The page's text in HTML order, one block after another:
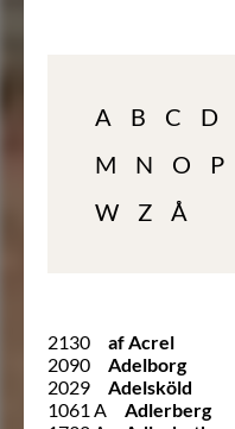
A B C D
M
N O P
W
Z Å
2130
af Acrel
2090
Adelborg
2029
Adelsköld
1061 A
Adlerberg